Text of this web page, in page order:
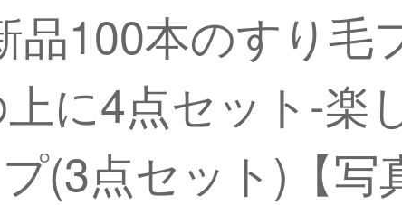
品100本のすり毛
に4点セット-楽
(3点セット)【写